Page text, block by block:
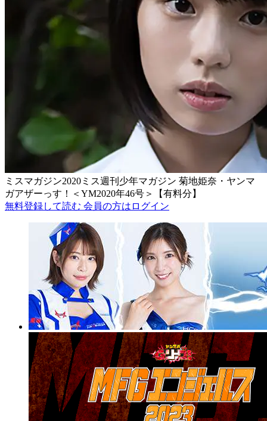
ミスマガジン2020ミス週刊少年マガジン 菊地姫奈・ヤンマ
ガアザーっす！＜YM2020年46号＞【有料分】
無料登録して読む 会員の方はログイン